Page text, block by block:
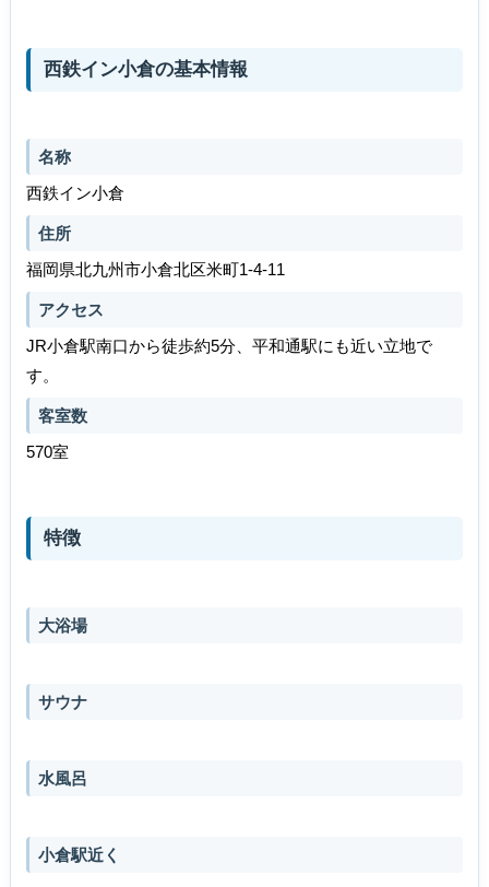
西鉄イン小倉の基本情報
名称
西鉄イン小倉
住所
福岡県北九州市小倉北区米町1-4-11
アクセス
JR小倉駅南口から徒歩約5分、平和通駅にも近い立地で
す。
客室数
570室
特徴
大浴場
サウナ
水風呂
小倉駅近く